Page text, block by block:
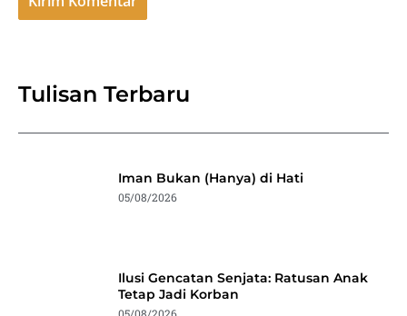
Tulisan Terbaru
Iman Bukan (Hanya) di Hati
05/08/2026
Ilusi Gencatan Senjata: Ratusan Anak
Tetap Jadi Korban